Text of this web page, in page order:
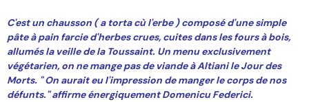
C'est un chausson ( a torta cù l'erbe ) composé d'une simple
pâte à pain farcie d'herbes crues, cuites dans les fours à bois,
allumés la veille de la Toussaint. Un menu exclusivement
végétarien, on ne mange pas de viande à Altiani le Jour des
Morts. " On aurait eu l'impression de manger le corps de nos
défunts." affirme énergiquement Domenicu Federici.